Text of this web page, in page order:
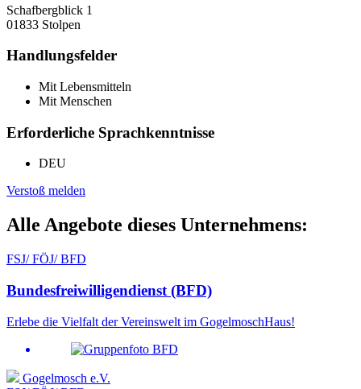
Schafbergblick 1
01833 Stolpen
Handlungsfelder
Mit Lebensmitteln
Mit Menschen
Erforderliche Sprachkenntnisse
DEU
Verstoß melden
Alle Angebote dieses Unternehmens:
FSJ/ FÖJ/ BFD
Bundesfreiwilligendienst (BFD)
Erlebe die Vielfalt der Vereinswelt im GogelmoschHaus!
Gogelmosch e.V.